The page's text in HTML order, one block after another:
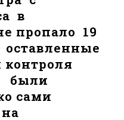
в
пропало 19
контроля
были
сами